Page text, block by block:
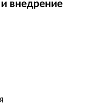
и внедрение